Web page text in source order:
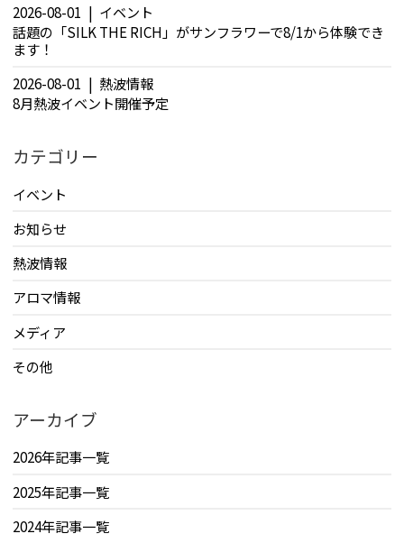
2026-08-01
イベント
話題の「SILK THE RICH」がサンフラワーで8/1から体験でき
ます！
2026-08-01
熱波情報
8月熱波イベント開催予定
カテゴリー
イベント
お知らせ
熱波情報
アロマ情報
メディア
その他
アーカイブ
2026年記事一覧
2025年記事一覧
2024年記事一覧